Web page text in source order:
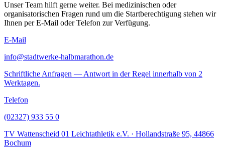
Unser Team hilft gerne weiter. Bei medizinischen oder
organisatorischen Fragen rund um die Startberechtigung stehen wir
Ihnen per E-Mail oder Telefon zur Verfügung.
E-Mail
info@stadtwerke-halbmarathon.de
Schriftliche Anfragen — Antwort in der Regel innerhalb von 2
Werktagen.
Telefon
(02327) 933 55 0
TV Wattenscheid 01 Leichtathletik e.V. · Hollandstraße 95, 44866
Bochum